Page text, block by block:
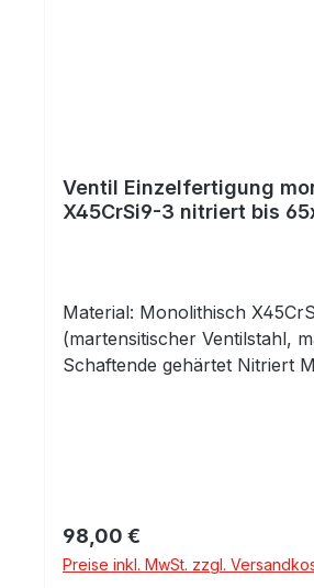
Ventil Einzelfertigung
X45CrSi9-3 nitriert bis
Material: Monolithisch
(martensitischer Ventilstahl,
Schaftende gehärtet Nitriert
Materialien auf Anfrage! Ideal
Rennsport / Tuning Traktor
Industriemotoren
Regulärer Preis:
98,00 €
Preise inkl. MwSt. zzgl.